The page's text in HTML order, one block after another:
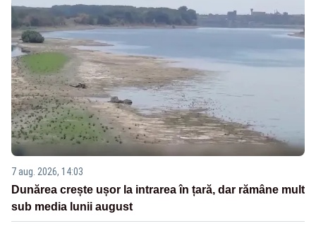
7 aug. 2026, 14:03
Dunărea crește ușor la intrarea în țară, dar rămâne mult
sub media lunii august